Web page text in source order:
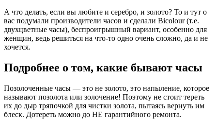
А что делать, если вы любите и серебро, и золото? То и тут о
вас подумали производители часов и сделали Bicolour (т.е.
двухцветные часы), беспроигрышный вариант, особенно для
женщин, ведь решиться на что-то одно очень сложно, да и не
хочется.
Подробнее о том, какие бывают часы
Позолоченные часы — это не золото, это напыление, которое
называют позолота или золочение! Поэтому не стоит тереть
их до дыр тряпочкой для чистки золота, пытаясь вернуть им
блеск. Дотереть можно до НЕ гарантийного ремонта.